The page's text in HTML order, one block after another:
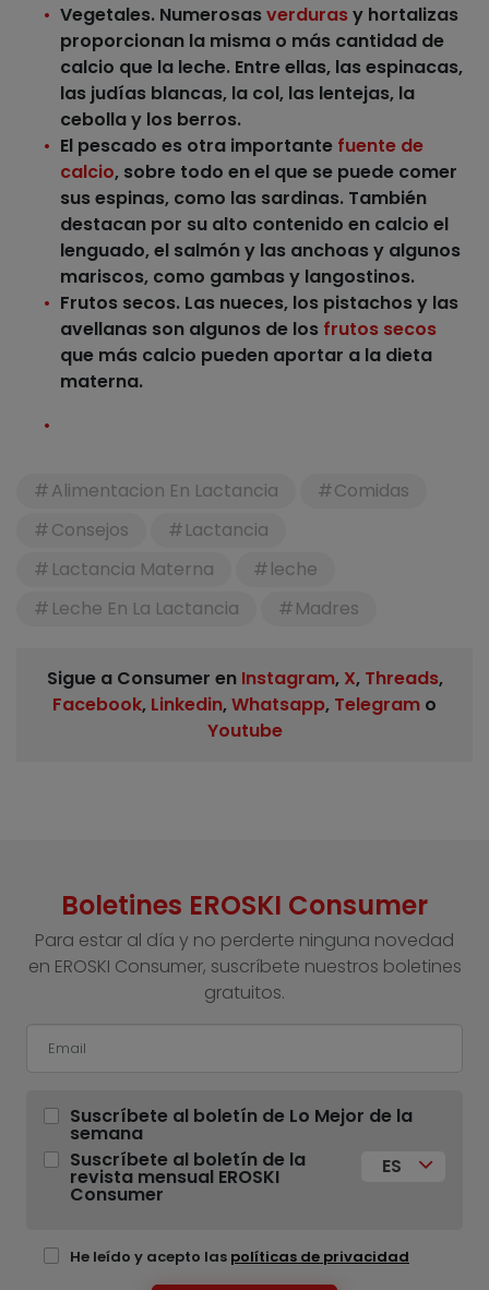
Vegetales. Numerosasverdurasy hortalizas
proporcionan la misma o más cantidad de
calcio que la leche. Entre ellas, las espinacas,
las judías blancas, la col, las lentejas, la
cebolla y los berros.
El pescado es otra importante fuente de
calcio, sobre todo en el que se puede comer
sus espinas, como las sardinas. También
destacan por su alto contenido en calcio el
lenguado, el salmón y las anchoasy algunos
mariscos, como gambas y langostinos.
Frutos secos. Las nueces, los pistachos y las
avellanas son algunos de los frutos secos
que más calcio pueden aportar a la dieta
materna.
Alimentacion En Lactancia
Comidas
Consejos
Lactancia
Lactancia Materna
leche
Leche En La Lactancia
Madres
Sigue a Consumer en Instagram, X, Threads,
Facebook, Linkedin,Whatsapp, Telegram o
Youtube
Boletines EROSKI Consumer
Para estar al día y no perderte ninguna novedad
en EROSKI Consumer, suscríbete nuestros boletines
gratuitos.
Suscríbete al boletín de Lo Mejor de la
semana
Suscríbete al boletín de la
revista mensual EROSKI
Consumer
ES
He leído y acepto las políticas de privacidad